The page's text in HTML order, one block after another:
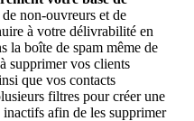
non-ouvreurs et de
à votre délivrabilité en
la boîte de spam même de
supprimer vos clients
que vos contacts
filtres pour créer une
inactifs afin de les supprimer